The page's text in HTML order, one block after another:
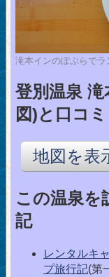
滝本インのぽぷらでラ
登別温泉
図)と口コミ
地図を表
この温泉を
記
レンタルキ
プ旅行記(第